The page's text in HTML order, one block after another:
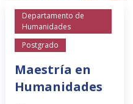
Departamento de
Humanidades
Postgrado
Maestría en
Humanidades